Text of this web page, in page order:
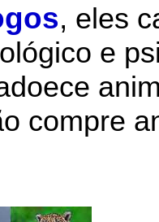
, eles
e
compre